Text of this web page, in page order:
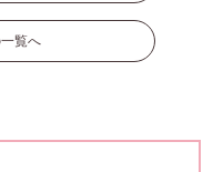
覧へ